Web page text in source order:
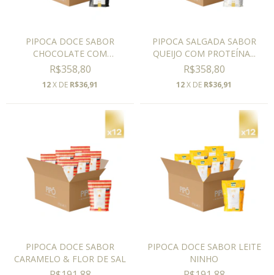
PIPOCA DOCE SABOR
CHOCOLATE COM
PROTEÍNA...
R$358,80
12X DE R$36,91
PIPOCA SALGADA SABOR
QUEIJO COM PROTEÍNA...
R$358,80
12X DE R$36,91
PIPOCA DOCE SABOR
CARAMELO & FLOR DE SAL
PIPOCA DOCE SABOR LEITE
NINHO